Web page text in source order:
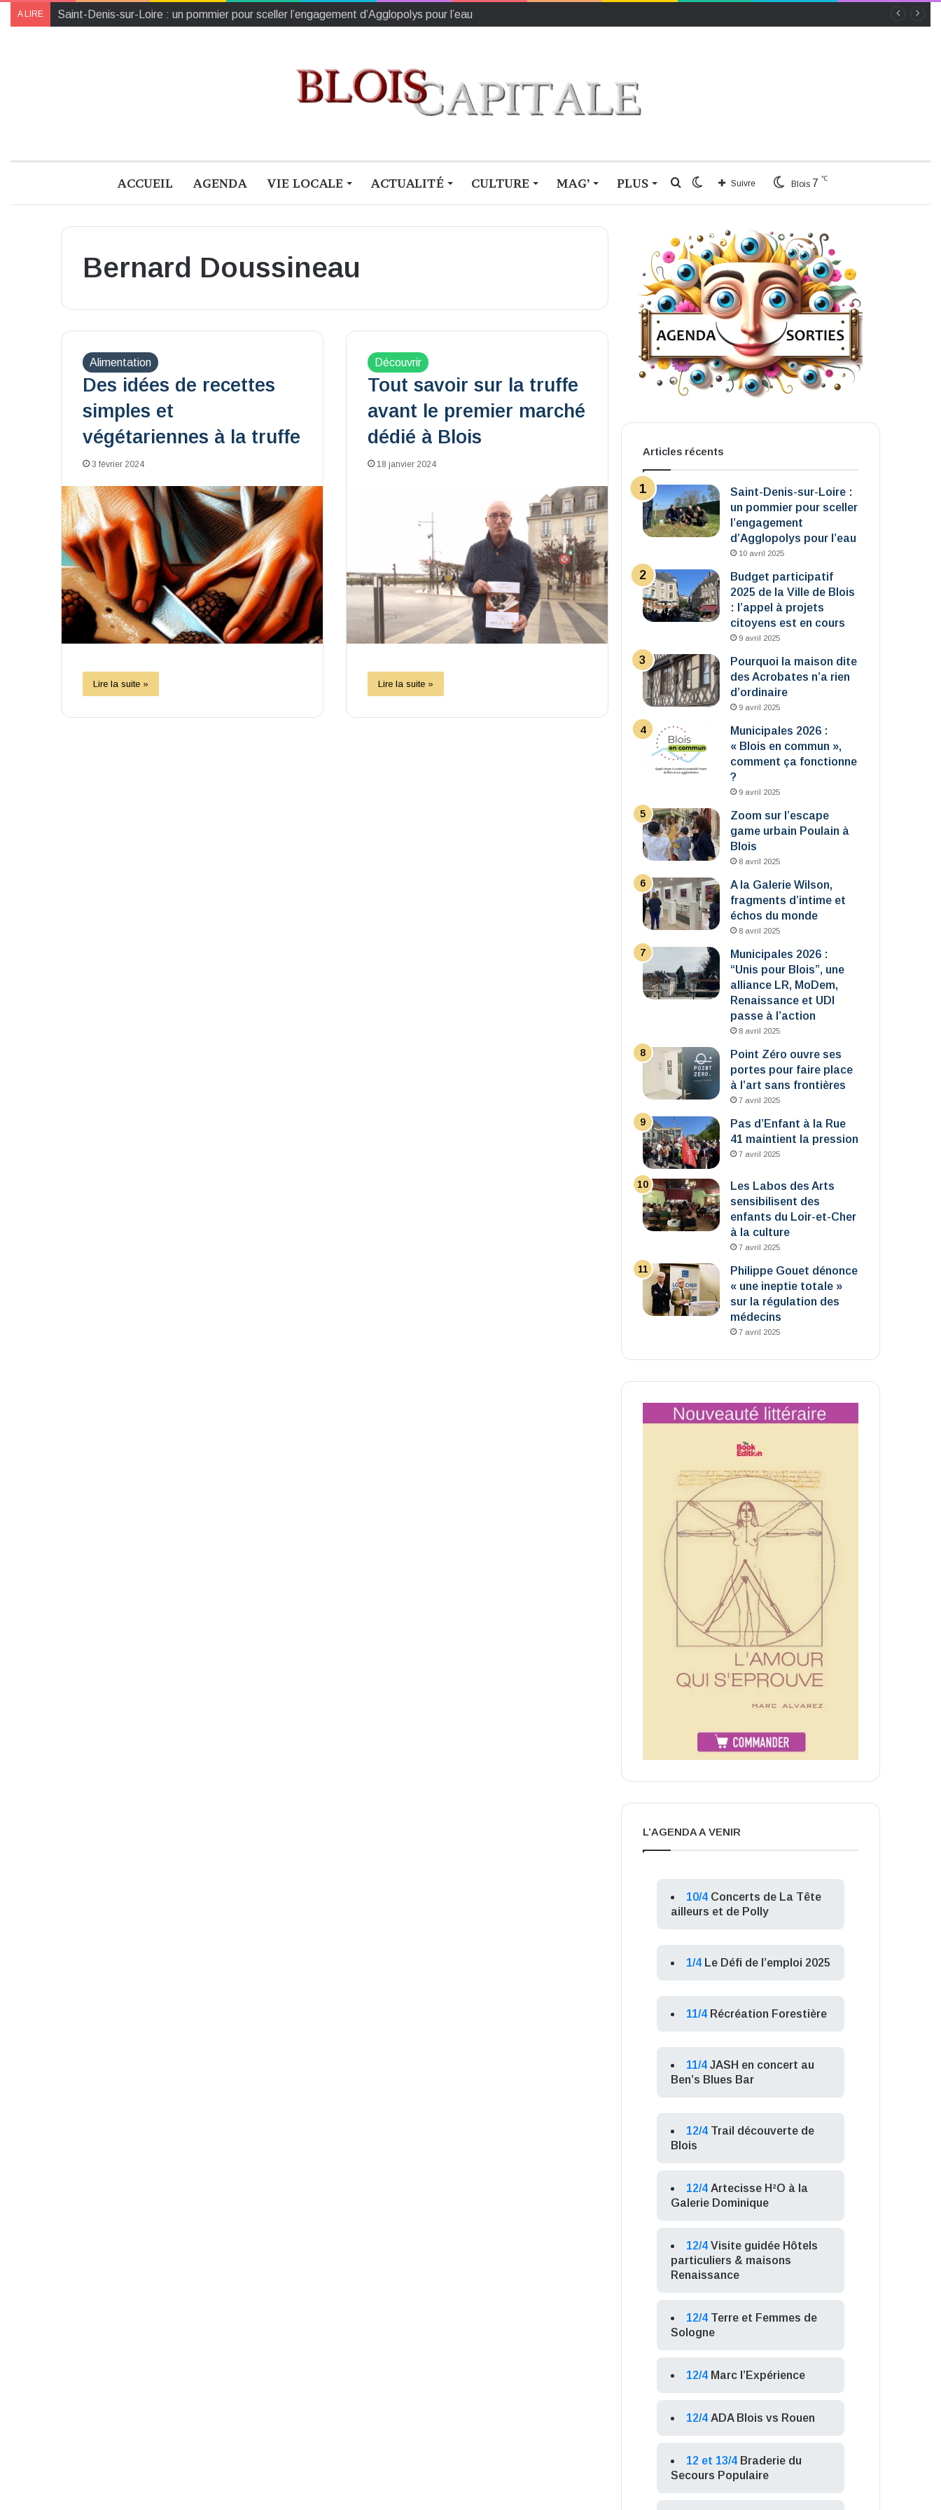
A LIRE Saint-Denis-sur-Loire : un pommier pour sceller l’engagement d’Agglopolys pour l’eau
ACCUEIL AGENDA VIE LOCALE ACTUALITÉ CULTURE MAG’ PLUS Blois 7 ℃
Suivre
Switch
Rechercher
Bernard Doussineau
Alimentation
Des idées de recettes
simples et
végétariennes à la truffe
3 février 2024
Lire la suite »
Découvrir
Tout savoir sur la truffe
avant le premier marché
dédié à Blois
18 janvier 2024
Lire la suite »
Articles récents
Saint-Denis-sur-Loire :
un pommier pour sceller
l’engagement
d’Agglopolys pour l’eau
10 avril 2025
Budget participatif
2025 de la Ville de Blois
: l’appel à projets
citoyens est en cours
9 avril 2025
Pourquoi la maison dite
des Acrobates n’a rien
d’ordinaire
9 avril 2025
Municipales 2026 :
« Blois en commun »,
comment ça fonctionne
?
9 avril 2025
Zoom sur l’escape
game urbain Poulain à
Blois
8 avril 2025
A la Galerie Wilson,
fragments d’intime et
échos du monde
8 avril 2025
Municipales 2026 :
“Unis pour Blois”, une
alliance LR, MoDem,
Renaissance et UDI
passe à l’action
8 avril 2025
Point Zéro ouvre ses
portes pour faire place
à l’art sans frontières
7 avril 2025
Pas d’Enfant à la Rue
41 maintient la pression
7 avril 2025
Les Labos des Arts
sensibilisent des
enfants du Loir-et-Cher
à la culture
7 avril 2025
Philippe Gouet dénonce
« une ineptie totale »
sur la régulation des
médecins
7 avril 2025
L’AGENDA A VENIR
10/4 Concerts de La Tête
ailleurs et de Polly
1/4 Le Défi de l’emploi 2025
11/4 Récréation Forestière
11/4 JASH en concert au
Ben’s Blues Bar
12/4 Trail découverte de
Blois
12/4 Artecisse H²O à la
Galerie Dominique
12/4 Visite guidée Hôtels
particuliers & maisons
Renaissance
12/4 Terre et Femmes de
Sologne
12/4 Marc l’Expérience
12/4 ADA Blois vs Rouen
12 et 13/4 Braderie du
Secours Populaire